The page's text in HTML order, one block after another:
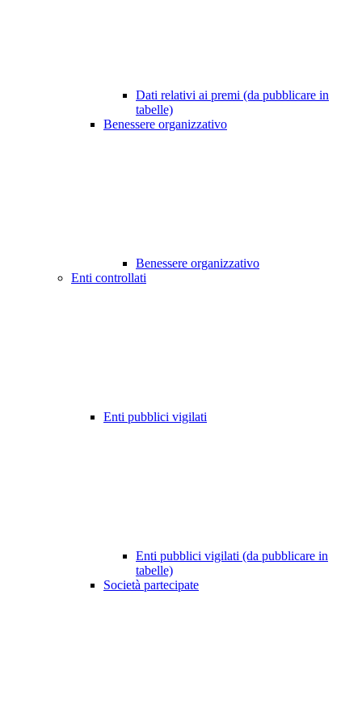
Dati relativi ai premi (da pubblicare in
tabelle)
Benessere organizzativo
Benessere organizzativo
Enti controllati
Enti pubblici vigilati
Enti pubblici vigilati (da pubblicare in
tabelle)
Società partecipate